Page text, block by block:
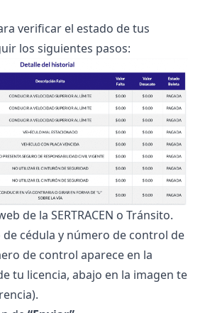
verificar el estado de tus
los siguientes pasos:
de la SERTRACEN o Tránsito.
cédula y número de control de
de control aparece en la
tu licencia, abajo en la imagen te